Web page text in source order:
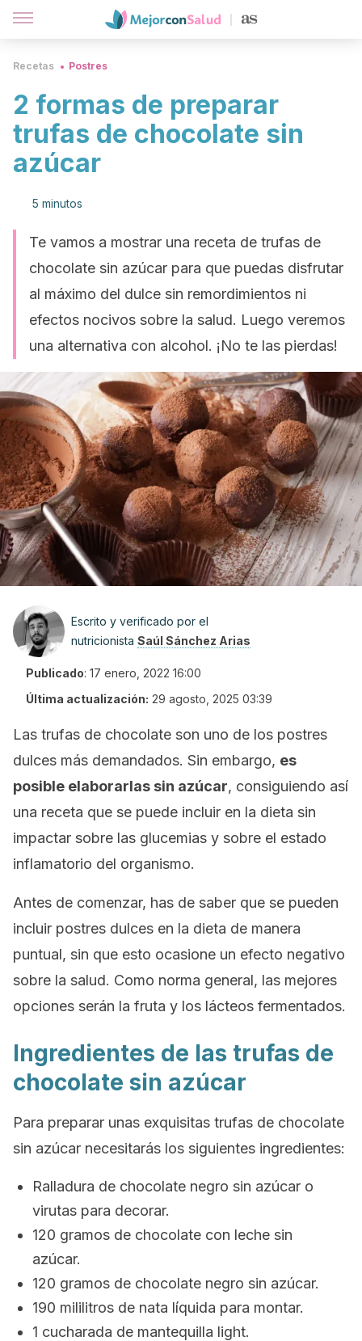
Recetas Postres
2 formas de preparar
trufas de chocolate sin
azúcar
5 minutos
Te vamos a mostrar una receta de trufas de
chocolate sin azúcar para que puedas disfrutar
al máximo del dulce sin remordimientos ni
efectos nocivos sobre la salud. Luego veremos
una alternativa con alcohol. ¡No te las pierdas!
Escrito y verificado por el
nutricionista Saúl Sánchez Arias
Publicado: 17 enero, 2022 16:00
Última actualización: 29 agosto, 2025 03:39
Las trufas de chocolate son uno de los postres
dulces más demandados. Sin embargo, es
posible elaborarlas sin azúcar, consiguiendo así
una receta que se puede incluir en la dieta sin
impactar sobre las glucemias y sobre el estado
inflamatorio del organismo.
Antes de comenzar, has de saber que se pueden
incluir postres dulces en la dieta de manera
puntual, sin que esto ocasione un efecto negativo
sobre la salud. Como norma general, las mejores
opciones serán la fruta y los lácteos fermentados.
Ingredientes de las trufas de
chocolate sin azúcar
Para preparar unas exquisitas trufas de chocolate
sin azúcar necesitarás los siguientes ingredientes:
Ralladura de chocolate negro sin azúcar o
virutas para decorar.
120 gramos de chocolate con leche sin
azúcar.
120 gramos de chocolate negro sin azúcar.
190 mililitros de nata líquida para montar.
1 cucharada de mantequilla light.